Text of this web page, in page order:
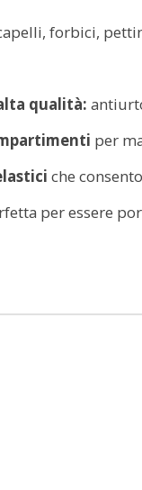
forbici,
qualità:
per
che
per essere